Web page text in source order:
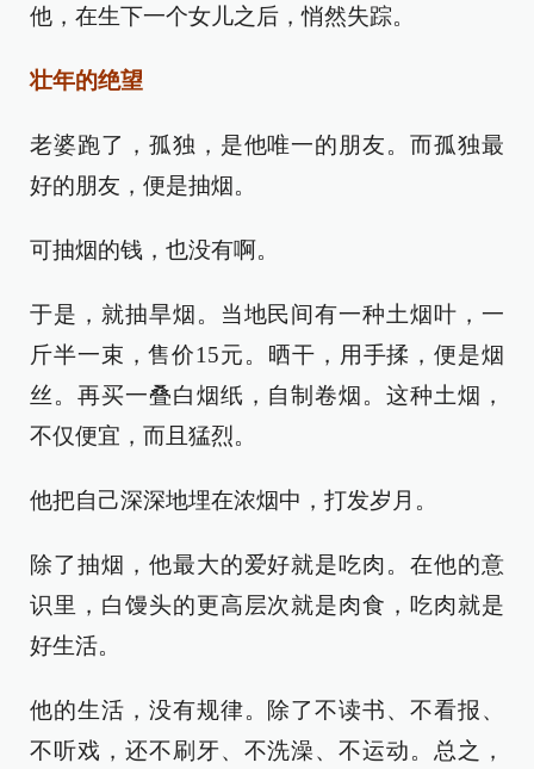
他，在生下一个女儿之后，悄然失踪。
壮年的绝望
老婆跑了，孤独，是他唯一的朋友。而孤独最
好的朋友，便是抽烟。
可抽烟的钱，也没有啊。
于是，就抽旱烟。当地民间有一种土烟叶，一
斤半一束，售价15元。晒干，用手揉，便是烟
丝。再买一叠白烟纸，自制卷烟。这种土烟，
不仅便宜，而且猛烈。
他把自己深深地埋在浓烟中，打发岁月。
除了抽烟，他最大的爱好就是吃肉。在他的意
识里，白馒头的更高层次就是肉食，吃肉就是
好生活。
他的生活，没有规律。除了不读书、不看报、
不听戏，还不刷牙、不洗澡、不运动。总之，